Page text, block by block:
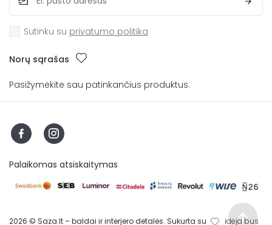
Sutinku su privatumo politika
Norų sąrašas
Pasižymėkite sau patinkančius produktus.
Palaikomas atsiskaitymas
2026 © Saza.lt – baldai ir interjero detalės. Sukurta su idėja bus